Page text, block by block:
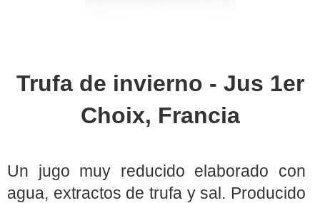
Trufa de invierno - Jus 1er
Choix, Francia
Un jugo muy reducido elaborado con
agua, extractos de trufa y sal. Producido